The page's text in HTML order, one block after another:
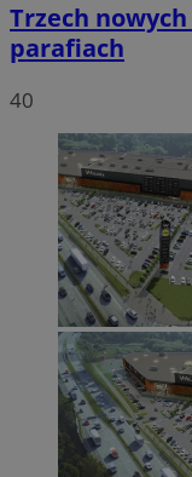
Trzech
parafiach
40